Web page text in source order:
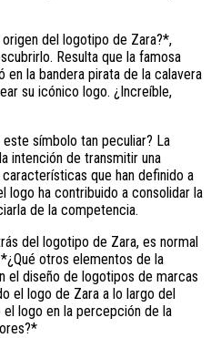
del logotipo de Zara?*,
Resulta que la famosa
en la bandera pirata de la calavera
su icónico logo. ¿Increíble,
símbolo tan peculiar? La
intención de transmitir una
que han definido a
logo ha contribuido a consolidar la
de la competencia.
del logotipo de Zara, es normal
otros elementos de la
el diseño de logotipos de marcas
el logo de Zara a lo largo del
logo en la percepción de la